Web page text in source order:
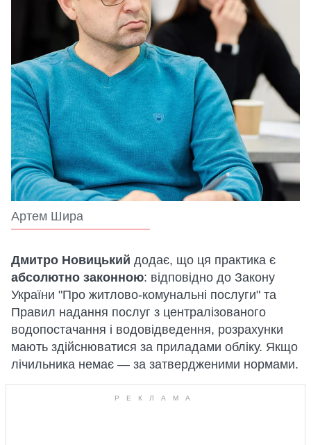
Артем Шира
Дмитро Новицький додає, що ця практика є
абсолютно законною: відповідно до Закону
України "Про житлово-комунальні послуги" та
Правил надання послуг з централізованого
водопостачання і водовідведення, розрахунки
мають здійснюватися за приладами обліку. Якщо
лічильника немає — за затвердженими нормами.